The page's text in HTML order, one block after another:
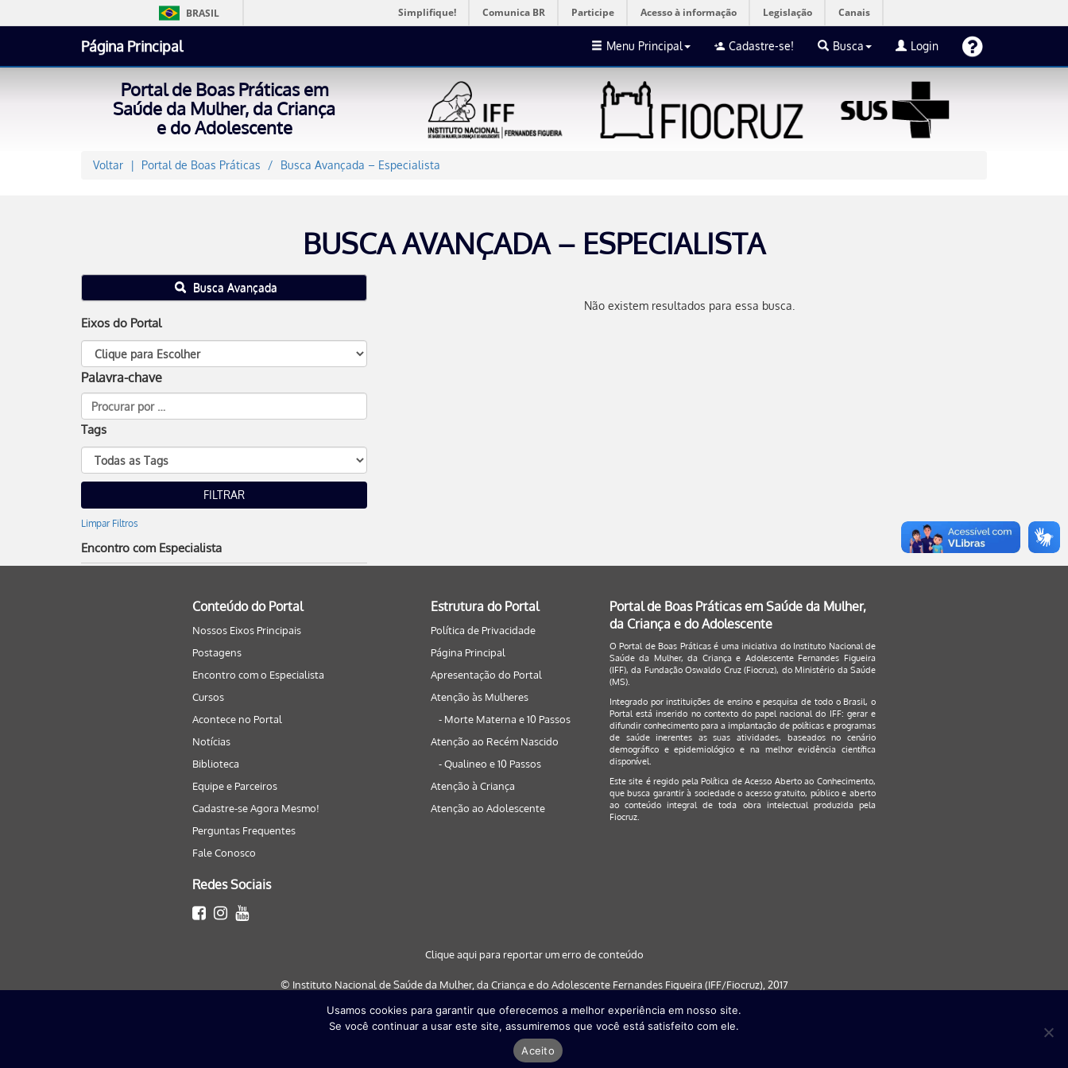
BRASIL Simplifique! Comunica BR Participe Acesso à informação Legislação Canais
Página Principal Menu Principal Cadastre-se! Busca Login
Portal de Boas Práticas em
Saúde da Mulher, da Criança
e do Adolescente
Voltar Portal de Boas Práticas Busca Avançada – Especialista
BUSCA AVANÇADA – ESPECIALISTA
Busca Avançada
Eixos do Portal
Palavra-chave
Tags
Limpar Filtros
Encontro com Especialista
Não existem resultados para essa busca.
Conteúdo do Portal
Nossos Eixos Principais
Postagens
Encontro com o Especialista
Cursos
Acontece no Portal
Notícias
Biblioteca
Equipe e Parceiros
Cadastre-se Agora Mesmo!
Perguntas Frequentes
Fale Conosco
Redes Sociais
Estrutura do Portal
Política de Privacidade
Página Principal
Apresentação do Portal
Atenção às Mulheres
- Morte Materna e 10 Passos
Atenção ao Recém Nascido
- Qualineo e 10 Passos
Atenção à Criança
Atenção ao Adolescente
Portal de Boas Práticas em Saúde da Mulher,
da Criança e do Adolescente
O Portal de Boas Práticas é uma iniciativa do Instituto Nacional de
Saúde da Mulher, da Criança e Adolescente Fernandes Figueira
(IFF), da Fundação Oswaldo Cruz (Fiocruz), do Ministério da Saúde
(MS).
Integrado por instituições de ensino e pesquisa de todo o Brasil, o
Portal está inserido no contexto do papel nacional do IFF: gerar e
difundir conhecimento para a implantação de políticas e programas
de saúde inerentes as suas atividades, baseados no cenário
demográfico e epidemiológico e na melhor evidência científica
disponível.
Este site é regido pelaPolítica de Acesso Aberto ao Conhecimento,
que busca garantir à sociedade o acesso gratuito, público e aberto
ao conteúdo integral de toda obra intelectual produzida pela
Fiocruz.
Clique aqui para reportar um erro de conteúdo
© Instituto Nacional de Saúde da Mulher, da Criança e do Adolescente Fernandes Figueira (IFF/Fiocruz), 2017
Este site será melhor visualizado nos navegadores: Google Chrome (a partir da versão 30) | Internet Explorer (a partir da versão 9) | FireFox ( a
partir da versão 29)
Desenvolvido porQuattri Design
Usamos cookies para garantir que oferecemos a melhor experiência em nosso site.
Se você continuar a usar este site, assumiremos que você está satisfeito com ele.
Aceito